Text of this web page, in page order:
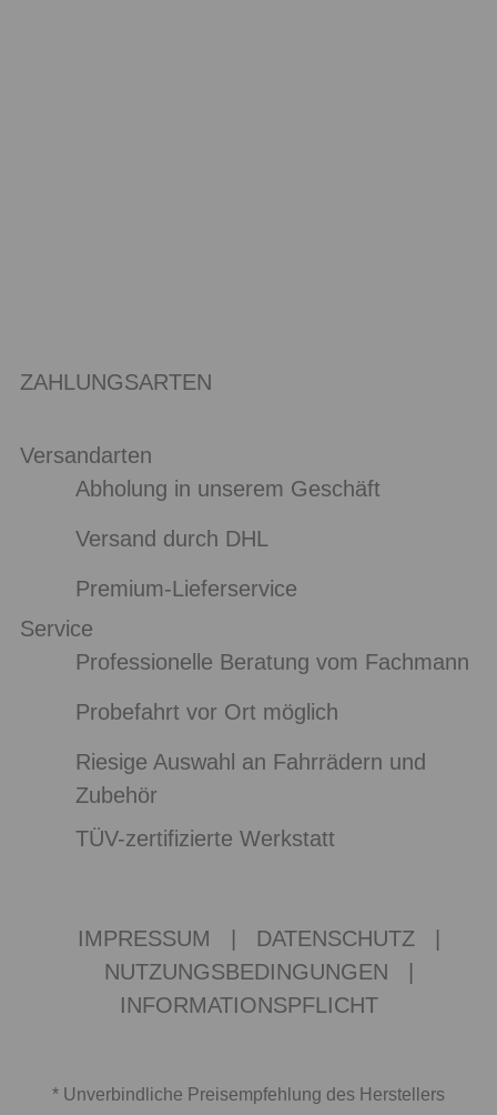
ZAHLUNGSARTEN
Versandarten
Abholung in unserem Geschäft
Versand durch DHL
Premium-Lieferservice
Service
Professionelle Beratung vom Fachmann
Probefahrt vor Ort möglich
Riesige Auswahl an Fahrrädern und
Zubehör
TÜV-zertifizierte Werkstatt
IMPRESSUM DATENSCHUTZ
NUTZUNGSBEDINGUNGEN
INFORMATIONSPFLICHT
* Unverbindliche Preisempfehlung des Herstellers